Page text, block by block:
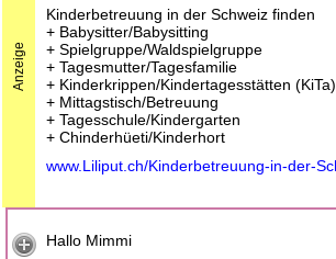
Anzeige
Kinderbetreuung in der Schweiz finden
+ Babysitter/Babysitting
+ Spielgruppe/Waldspielgruppe
+ Tagesmutter/Tagesfamilie
+ Kinderkrippen/Kindertagesstätten (KiTa)
+ Mittagstisch/Betreuung
+ Tagesschule/Kindergarten
+ Chinderhüeti/Kinderhort
www.Liliput.ch/Kinderbetreuung-in-der-
Hallo Mimmi